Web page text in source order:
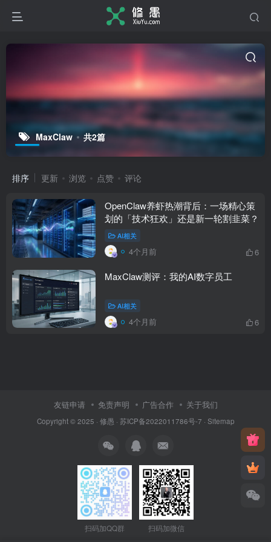
MaxClaw 共2篇
排序 更新 浏览 点赞 评论
OpenClaw养虾热潮背后：一场精心策
划的「技术狂欢」还是新一轮割韭菜？
AI相关
4个月前 6
MaxClaw测评：我的AI数字员工
AI相关
4个月前 6
友链申请 免责声明 广告合作 关于我们
Copyright © 2025 · 修愚 · 苏ICP备2022011786号-7 · Sitemap
扫码加QQ群 扫码加微信